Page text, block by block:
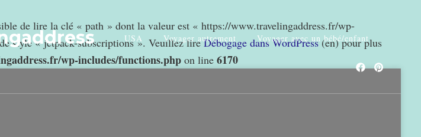
de lire la clé « path » dont la valeur est « https://www.travelingaddress.fr/wp-
style « jetpack-subscriptions ». Veuillez lireDébogage dans WordPress(en) pour plus
wp-includes/functions.php on line 6170
USA Voyager autrement Voyager avec un bébé/enfant